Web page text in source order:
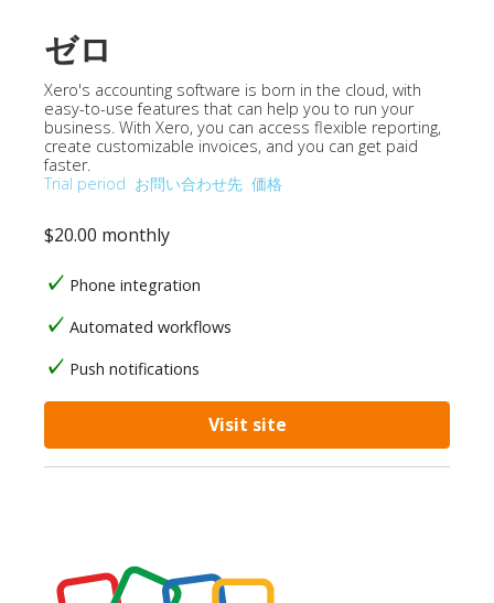
ゼロ
Xero's accounting software is born in the cloud, with
easy-to-use features that can help you to run your
business. With Xero, you can access flexible reporting,
create customizable invoices, and you can get paid
faster.
Trial period お問い合わせ先 価格
$20.00 monthly
Phone integration
Automated workflows
Push notifications
Visit site